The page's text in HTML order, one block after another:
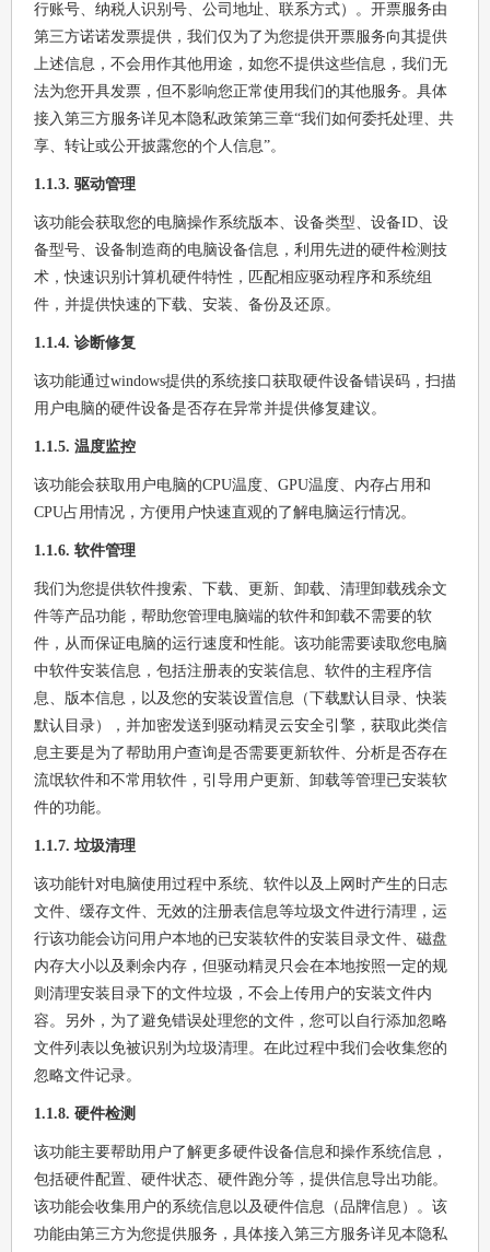
行账号、纳税人识别号、公司地址、联系方式）。开票服务由
第三方诺诺发票提供，我们仅为了为您提供开票服务向其提供
上述信息，不会用作其他用途，如您不提供这些信息，我们无
法为您开具发票，但不影响您正常使用我们的其他服务。具体
接入第三方服务详见本隐私政策第三章“我们如何委托处理、共
享、转让或公开披露您的个人信息”。
1.1.3. 驱动管理
该功能会获取您的电脑操作系统版本、设备类型、设备ID、设
备型号、设备制造商的电脑设备信息，利用先进的硬件检测技
术，快速识别计算机硬件特性，匹配相应驱动程序和系统组
件，并提供快速的下载、安装、备份及还原。
1.1.4. 诊断修复
该功能通过windows提供的系统接口获取硬件设备错误码，扫描
用户电脑的硬件设备是否存在异常并提供修复建议。
1.1.5. 温度监控
该功能会获取用户电脑的CPU温度、GPU温度、内存占用和
CPU占用情况，方便用户快速直观的了解电脑运行情况。
1.1.6. 软件管理
我们为您提供软件搜索、下载、更新、卸载、清理卸载残余文
件等产品功能，帮助您管理电脑端的软件和卸载不需要的软
件，从而保证电脑的运行速度和性能。该功能需要读取您电脑
中软件安装信息，包括注册表的安装信息、软件的主程序信
息、版本信息，以及您的安装设置信息（下载默认目录、快装
默认目录），并加密发送到驱动精灵云安全引擎，获取此类信
息主要是为了帮助用户查询是否需要更新软件、分析是否存在
流氓软件和不常用软件，引导用户更新、卸载等管理已安装软
件的功能。
1.1.7. 垃圾清理
该功能针对电脑使用过程中系统、软件以及上网时产生的日志
文件、缓存文件、无效的注册表信息等垃圾文件进行清理，运
行该功能会访问用户本地的已安装软件的安装目录文件、磁盘
内存大小以及剩余内存，但驱动精灵只会在本地按照一定的规
则清理安装目录下的文件垃圾，不会上传用户的安装文件内
容。另外，为了避免错误处理您的文件，您可以自行添加忽略
文件列表以免被识别为垃圾清理。在此过程中我们会收集您的
忽略文件记录。
1.1.8. 硬件检测
该功能主要帮助用户了解更多硬件设备信息和操作系统信息，
包括硬件配置、硬件状态、硬件跑分等，提供信息导出功能。
该功能会收集用户的系统信息以及硬件信息（品牌信息）。该
功能由第三方为您提供服务，具体接入第三方服务详见本隐私